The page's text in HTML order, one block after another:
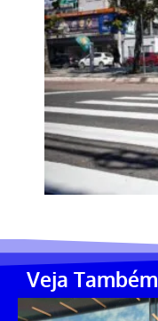
Veja Também